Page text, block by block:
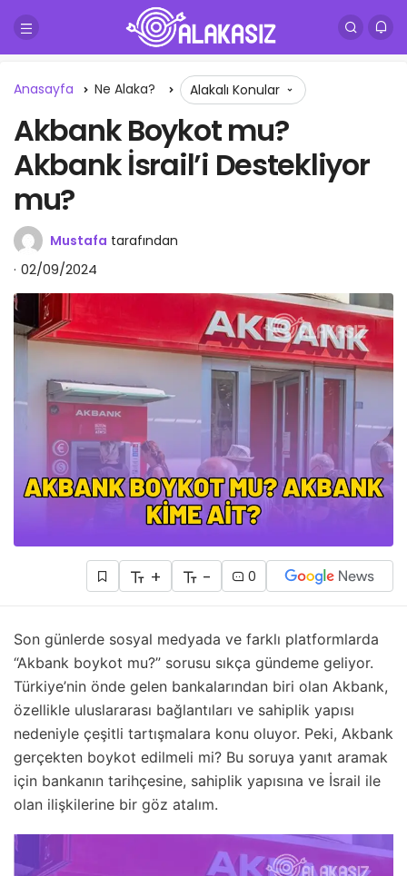
Anasayfa Ne Alaka? Alakalı Konular
Akbank Boykot mu?
Akbank İsrail’i Destekliyor
mu?
Mustafa tarafından
02/09/2024
+ - 0
Son günlerde sosyal medyada ve farklı platformlarda
“Akbank boykot mu?” sorusu sıkça gündeme geliyor.
Türkiye’nin önde gelen bankalarından biri olan Akbank,
özellikle uluslararası bağlantıları ve sahiplik yapısı
nedeniyle çeşitli tartışmalara konu oluyor. Peki, Akbank
gerçekten boykot edilmeli mi? Bu soruya yanıt aramak
için bankanın tarihçesine, sahiplik yapısına ve İsrail ile
olan ilişkilerine bir göz atalım.